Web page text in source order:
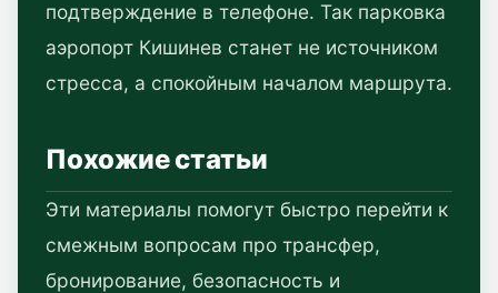
подтверждение в телефоне. Так парковка
аэропорт Кишинев станет не источником
стресса, а спокойным началом маршрута.
Похожие статьи
Эти материалы помогут быстро перейти к
смежным вопросам про трансфер,
бронирование, безопасность и